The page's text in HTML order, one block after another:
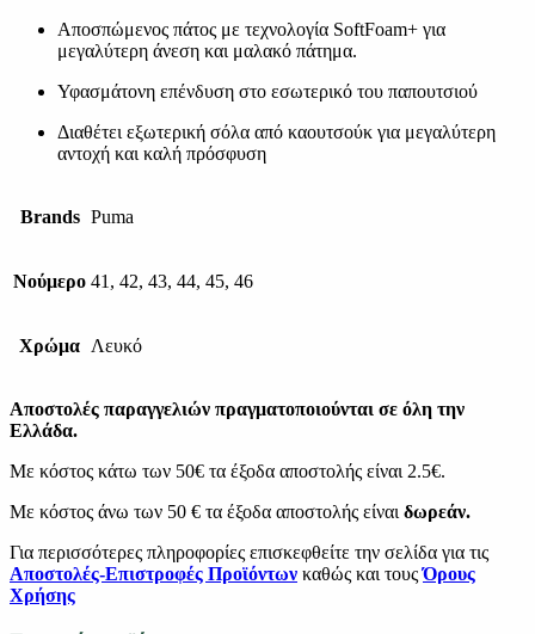
Αποσπώμενος πάτος με τεχνολογία SoftFoam+ για
μεγαλύτερη άνεση και μαλακό πάτημα.
Υφασμάτονη επένδυση στο εσωτερικό του παπουτσιού
Διαθέτει εξωτερική σόλα από καουτσούκ για μεγαλύτερη
αντοχή και καλή πρόσφυση
Brands Puma
Νούμερο 41, 42, 43, 44, 45, 46
Χρώμα Λευκό
Αποστολές παραγγελιών πραγματοποιούνται σε όλη την
Ελλάδα.
Με κόστος κάτω των 50€ τα έξοδα αποστολής είναι 2.5€.
Με κόστος άνω των 50 € τα έξοδα αποστολής είναι δωρεάν.
Για περισσότερες πληροφορίες επισκεφθείτε την σελίδα για τις
Αποστολές-Επιστροφές Προϊόντων καθώς και τουςΌρους
Χρήσης